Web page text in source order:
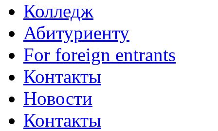
Колледж
Абитуриенту
For foreign entrants
Контакты
Новости
Контакты